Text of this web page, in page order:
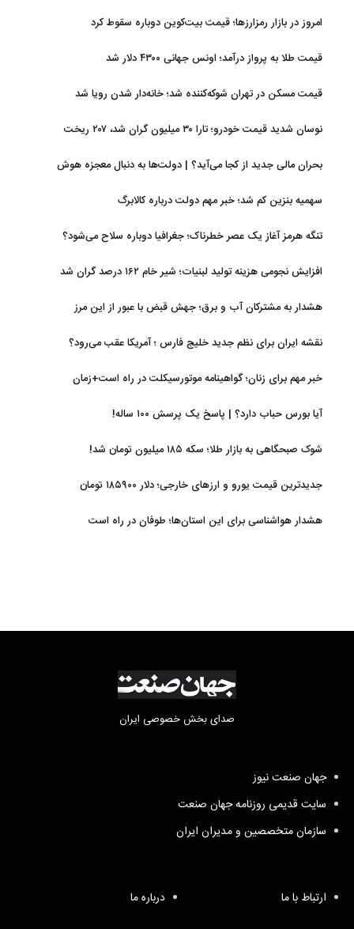
امروز در بازار رمزارزها؛ قیمت بیت‌کوین دوباره سقوط کرد
قیمت طلا به پرواز درآمد؛ اونس جهانی ۴۳۰۰ دلار شد
قیمت مسکن در تهران شوکه‌کننده شد؛ خانه‌دار شدن رویا شد
نوسان شدید قیمت خودرو؛ تارا ۳۰ میلیون گران شد، ۲۰۷ ریخت
بحران مالی جدید از کجا می‌آید؟ | دولت‌ها به دنبال معجزه هوش
سهمیه بنزین کم شد؛ خبر مهم دولت درباره کالابرگ
تنگه هرمز آغاز یک عصر خطرناک؛ جغرافیا دوباره سلاح می‌شود؟
افزایش نجومی هزینه تولید لبنیات؛ شیر خام ۱۶۲ درصد گران شد
هشدار به مشترکان آب و برق؛ جهش قبض با عبور از این مرز
نقشه ایران برای نظم جدید خلیج فارس ؛ آمریکا عقب می‌رود؟
خبر مهم برای زنان؛ گواهینامه موتورسیکلت در راه است+زمان
آیا بورس حباب دارد؟ | پاسخ یک پرسش ۱۰۰ ساله!
شوک صبحگاهی به بازار طلا؛ سکه ۱۸۵ میلیون تومان شد!
جدیدترین قیمت یورو و ارزهای خارجی؛ دلار ۱۸۵۹۰۰ تومان
هشدار هواشناسی برای این استان‌ها؛ طوفان در راه است
صدای بخش خصوصی ایران
جهان صنعت نیوز
سایت قدیمی روزنامه جهان صنعت
سازمان متخصصین و مدیران ایران
ارتباط با ما درباره ما